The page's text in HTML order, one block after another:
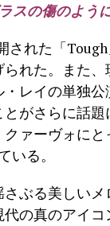
スの傷のよう
された「
れた。また
レイの単独
がさらに話
ァーヴォに
いる。
ぶる美しい
の真のアイ